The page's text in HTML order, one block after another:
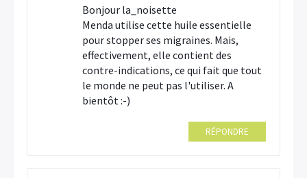
Bonjour la_noisette
Menda utilise cette huile essentielle
pour stopper ses migraines. Mais,
effectivement, elle contient des
contre-indications, ce qui fait que tout
le monde ne peut pas l'utiliser. A
bientôt :-)
RÉPONDRE